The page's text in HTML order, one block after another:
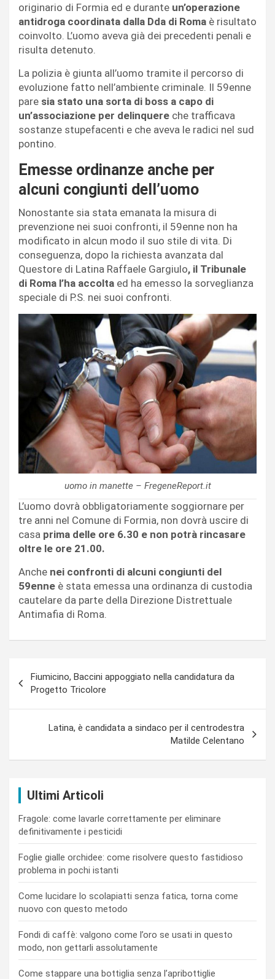
originario di Formia ed e durante un’operazione
antidroga coordinata dalla Dda di Roma è risultato
coinvolto. L’uomo aveva già dei precedenti penali e
risulta detenuto.
La polizia è giunta all’uomo tramite il percorso di
evoluzione fatto nell’ambiente criminale. Il 59enne
pare sia stato una sorta di boss a capo di
un’associazione per delinquere che trafficava
sostanze stupefacenti e che aveva le radici nel sud
pontino.
Emesse ordinanze anche per
alcuni congiunti dell’uomo
Nonostante sia stata emanata la misura di
prevenzione nei suoi confronti, il 59enne non ha
modificato in alcun modo il suo stile di vita. Di
conseguenza, dopo la richiesta avanzata dal
Questore di Latina Raffaele Gargiulo, il Tribunale
di Roma l’ha accolta ed ha emesso la sorveglianza
speciale di P.S. nei suoi confronti.
uomo in manette – FregeneReport.it
L’uomo dovrà obbligatoriamente soggiornare per
tre anni nel Comune di Formia, non dovrà uscire di
casa prima delle ore 6.30 e non potrà rincasare
oltre le ore 21.00.
Anche nei confronti di alcuni congiunti del
59enne è stata emessa una ordinanza di custodia
cautelare da parte della Direzione Distrettuale
Antimafia di Roma.
articoli
Fiumicino, Baccini appoggiato nella candidatura da
Progetto Tricolore
Latina, è candidata a sindaco per il centrodestra
Matilde Celentano
Ultimi Articoli
Fragole: come lavarle correttamente per eliminare
definitivamente i pesticidi
Foglie gialle orchidee: come risolvere questo fastidioso
problema in pochi istanti
Come lucidare lo scolapiatti senza fatica, torna come
nuovo con questo metodo
Fondi di caffè: valgono come l’oro se usati in questo
modo, non gettarli assolutamente
Come stappare una bottiglia senza l’apribottiglie